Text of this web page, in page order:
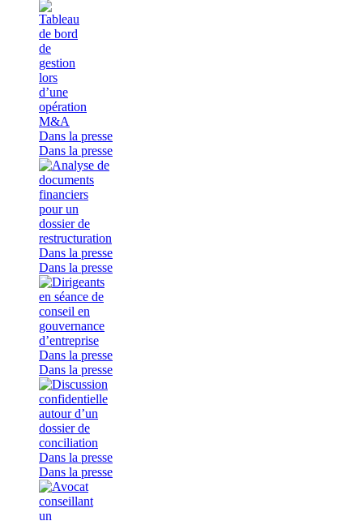
Dans la presse
Dans la presse
Dans la presse
Dans la presse
Dans la presse
Dans la presse
Dans la presse
Dans la presse